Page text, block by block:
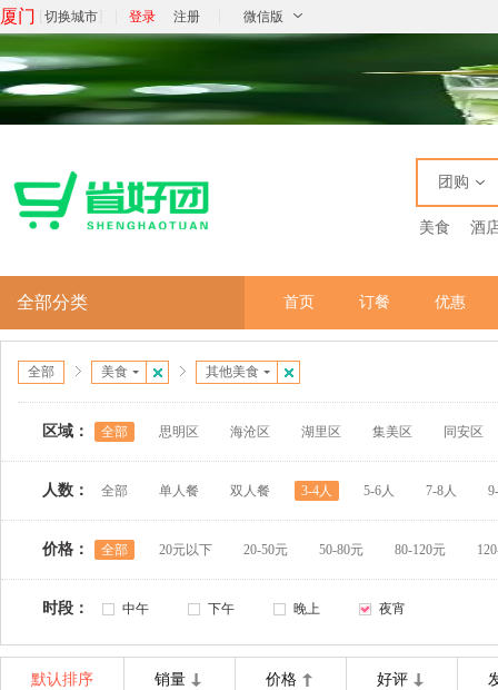
厦门 切换城市 登录 注册 微信版
团购
美食 酒
全部分类 首页 订餐 优惠
全部 美食 其他美食
区域： 全部 思明区 海沧区 湖里区 集美区 同安区
人数： 全部 单人餐 双人餐 3-4人 5-6人 7-8人
价格： 全部 20元以下 20-50元 50-80元 80-120元
时段： 中午 下午 晚上 夜宵
默认排序 销量 价格 好评